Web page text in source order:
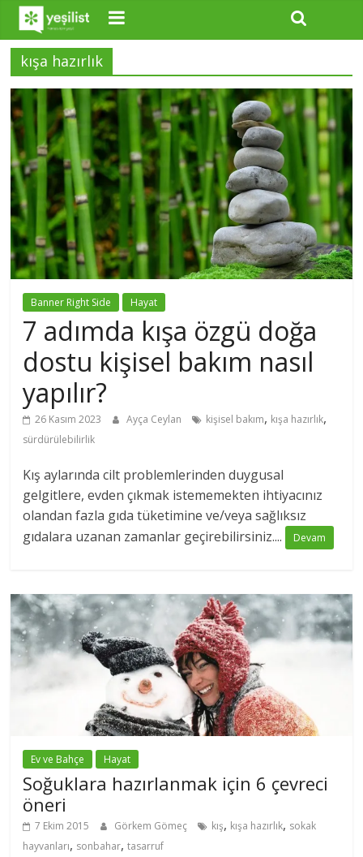
kışa hazırlık
Banner Right Side Hayat
7 adımda kışa özgü doğa
dostu kişisel bakım nasıl
yapılır?
26 Kasım 2023 Ayça Ceylan kişisel bakım, kışa hazırlık,
sürdürülebilirlik
Kış aylarında cilt problemlerinden duygusal
gelgitlere, evden çıkmak istememekten ihtiyacınız
olandan fazla gıda tüketimine ve/veya sağlıksız
gıdalara uzanan zamanlar geçirebilirsiniz....
Devam
Ev ve Bahçe Hayat
Soğuklara hazırlanmak için 6 çevreci
öneri
7 Ekim 2015 Görkem Gömeç kış, kışa hazırlık, sokak
hayvanları, sonbahar,tasarruf